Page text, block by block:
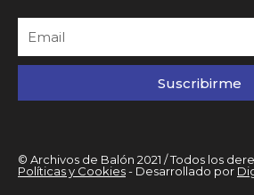
Suscribirme
© Archivos de Balón 2021 / Todos los
Políticas y Cookies- Desarrollado por